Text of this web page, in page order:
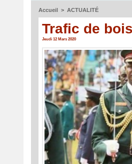
Accueil > ACTUALITÉ
Trafic de
Jeudi 12 Mars 2020